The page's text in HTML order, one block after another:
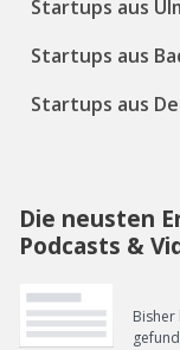
Startups aus
Startups aus
Startups aus
Die neusten
Podcasts &